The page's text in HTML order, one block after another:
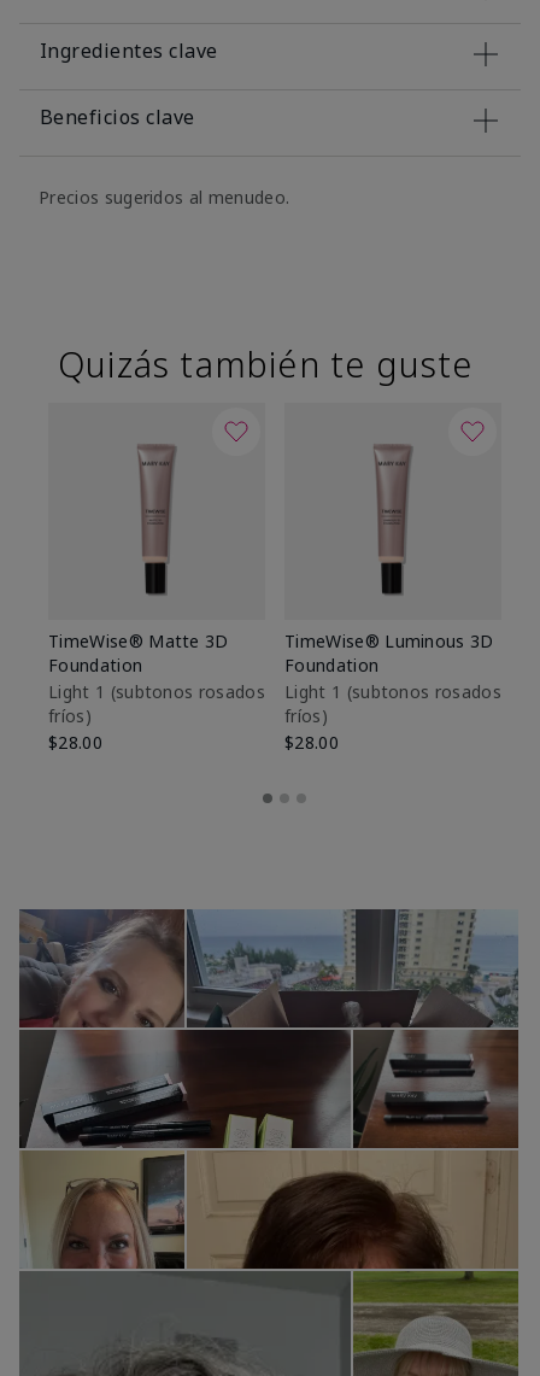
Ingredientes clave
Beneficios clave
Precios sugeridos al menudeo.
Quizás también te guste
TimeWise® Matte 3D
Foundation
Light 1​ (subtonos rosados
fríos)
$28.00
TimeWise® Luminous 3D
Foundation
Light 1​ (subtonos rosados
fríos)
$28.00